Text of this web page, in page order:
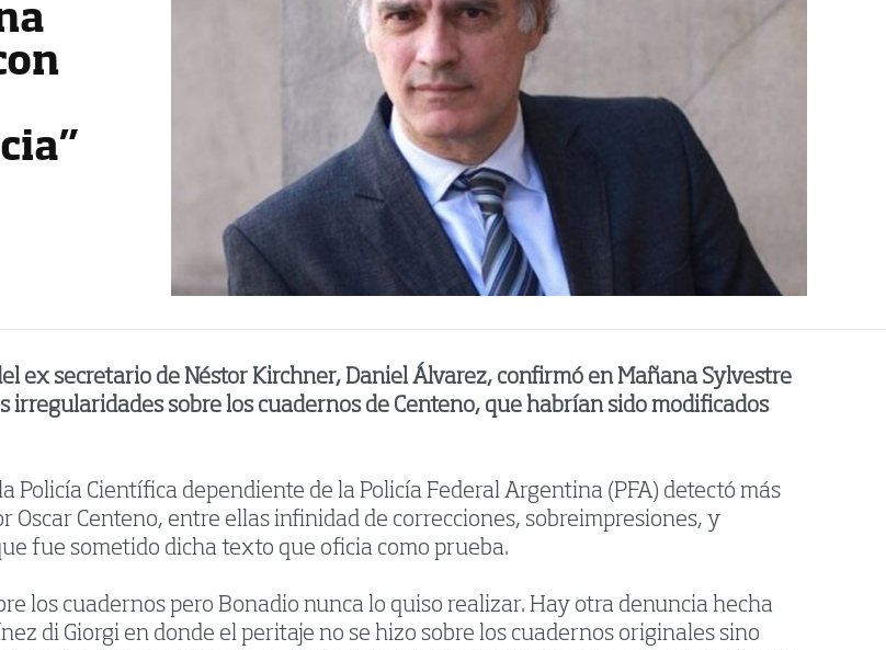
ex secretario de Néstor Kirchner, Daniel Álvarez, confirmó en Mañana Sylvestre
sobre los cuadernos de Centeno, que habrían sido modificados
Policía Científica dependiente de la Policía Federal Argentina (PFA) detectó más
Centeno, entre ellas infinidad de correcciones, sobreimpresiones, y
fue sometido dicha texto que oficia como prueba.
los cuadernos pero Bonadio nunca lo quiso realizar. Hay otra denuncia hecha
di Giorgi en donde el peritaje no se hizo sobre los cuadernos originales sino